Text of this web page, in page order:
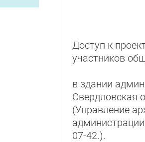
Доступ к
участников
в здании
Свердловская
(Управление
администрации
07-42.).